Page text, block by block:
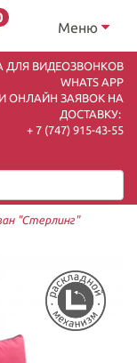
Меню
ДЛЯ ВИДЕОЗВОНКОВ
WHATS APP
И ОНЛАЙН ЗАЯВОК НА
ДОСТАВКУ:
+ 7 (747) 915-43-55
"Стерлинг"